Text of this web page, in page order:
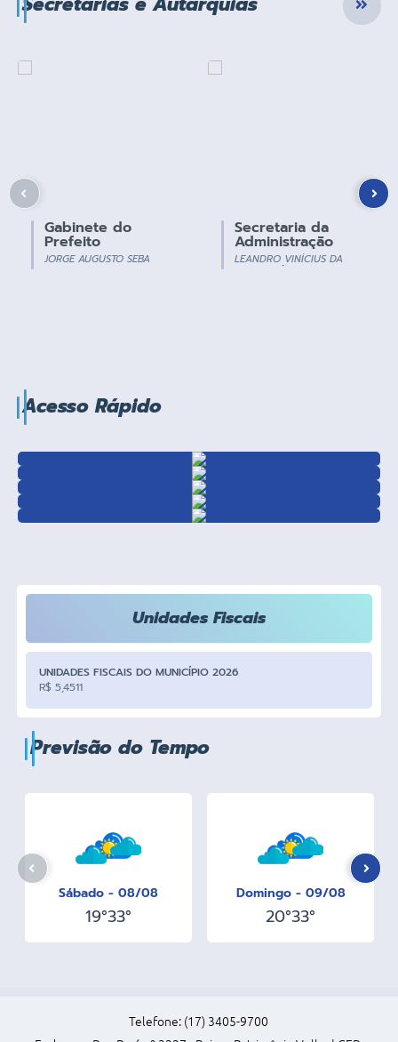
Gabinete do
Prefeito
JORGE AUGUSTO SEBA
Secretaria da
Administração
LEANDRO VINÍCIUS DA
Acesso Rápido
Unidades Fiscais
UNIDADES FISCAIS DO MUNICÍPIO 2026
R$ 5,4511
Previsão do Tempo
Sábado - 08/08
19°33°
Domingo - 09/08
20°33°
Telefone: (17) 3405-9700